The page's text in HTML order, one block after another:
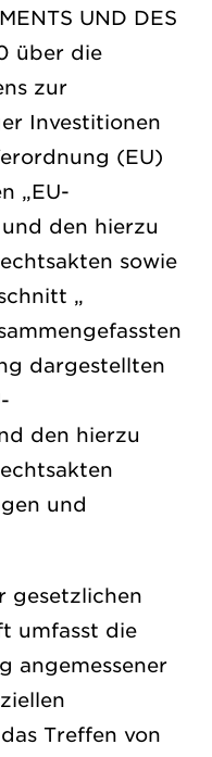
UND DES
über die
zur
Investitionen
(EU)
„EU-
den hierzu
sowie
„
dargestellten
den hierzu
und
gesetzlichen
umfasst die
angemessener
Treffen von